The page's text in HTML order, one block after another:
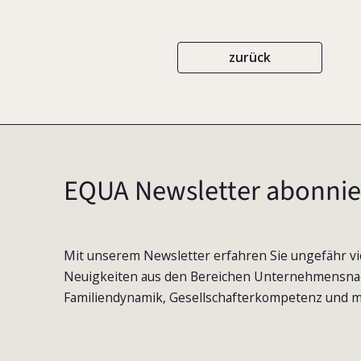
zurück
EQUA Newsletter
Mit unserem Newsletter erfahren Sie ungefähr
Neuigkeiten aus den Bereichen
Familiendynamik, Gesellschafterkompetenz und